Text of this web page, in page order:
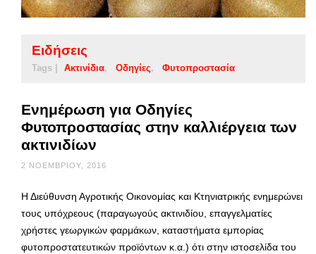
Ειδήσεις
Tags | Ακτινίδια Οδηγίες Φυτοπροστασία
Ενημέρωση για Οδηγίες
Φυτοπροστασίας στην καλλιέργεια των
ακτινιδίων
2 ΝΟΕΜΒΡΊΟΥ, 2016
Η Διεύθυνση Αγροτικής Οικονομίας και Κτηνιατρικής ενημερώνει
τους υπόχρεους (παραγωγούς ακτινιδίου, επαγγελματίες
χρήστες γεωργικών φαρμάκων, καταστήματα εμπορίας
φυτοπροστατευτικών προϊόντων κ.α.) ότι στην ιστοσελίδα του